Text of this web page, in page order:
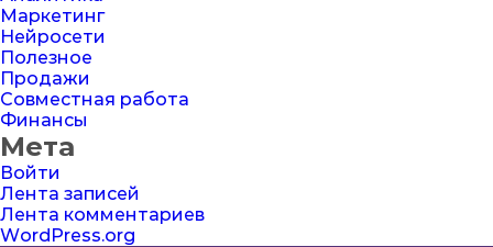
Маркетинг
Нейросети
Полезное
Продажи
Совместная работа
Финансы
Мета
Войти
Лента записей
Лента комментариев
WordPress.org